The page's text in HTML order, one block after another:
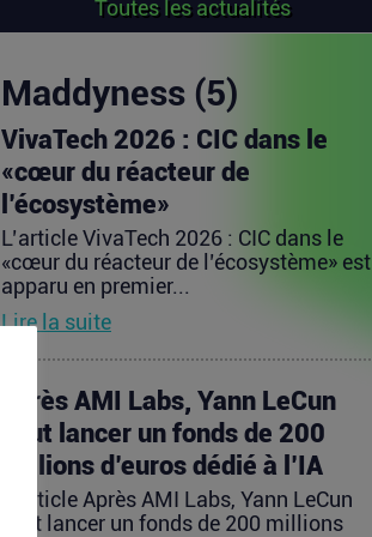
Toutes les actualités
Maddyness (5)
VivaTech 2026 : CIC dans le
«cœur du réacteur de
l’écosystème»
L’article VivaTech 2026 : CIC dans le
«cœur du réacteur de l’écosystème» est
apparu en premier...
Lire la suite
Après AMI Labs, Yann LeCun
veut lancer un fonds de 200
millions d’euros dédié à l’IA
L’article Après AMI Labs, Yann LeCun
veut lancer un fonds de 200 millions